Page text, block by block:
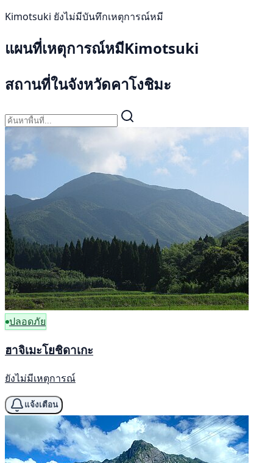
Kimotsuki ยังไม่มีบันทึกเหตุการณ์หมี
แผนที่เหตุการณ์หมีKimotsuki
สถานที่ในจังหวัดคาโงชิมะ
ปลอดภัย
ฮาจิเมะโยชิดาเกะ
ยังไม่มีเหตุการณ์
แจ้งเตือน